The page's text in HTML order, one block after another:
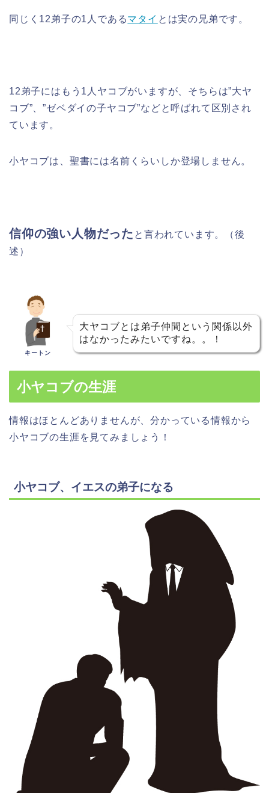
同じく12弟子の1人であるマタイ とは実の兄弟です。
12弟子にはもう1人ヤコブがいますが、そちらは”大ヤ
コブ”、”ゼベダイの子ヤコブ”などと呼ばれて区別され
ています。
小ヤコブは、聖書には名前くらいしか登場しません。
信仰の強い人物だった と言われています。（後
述）
キートン
大ヤコブとは弟子仲間という関係以外
はなかったみたいですね。。！
小ヤコブの生涯
情報はほとんどありませんが、分かっている情報から
小ヤコブの生涯を見てみましょう！
小ヤコブ、イエスの弟子になる